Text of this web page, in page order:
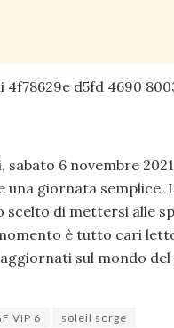
6 novembre
una giornata semplice.
scelto di mettersi alle
è tutto cari
sul mondo del
VIP 6 soleil sorge